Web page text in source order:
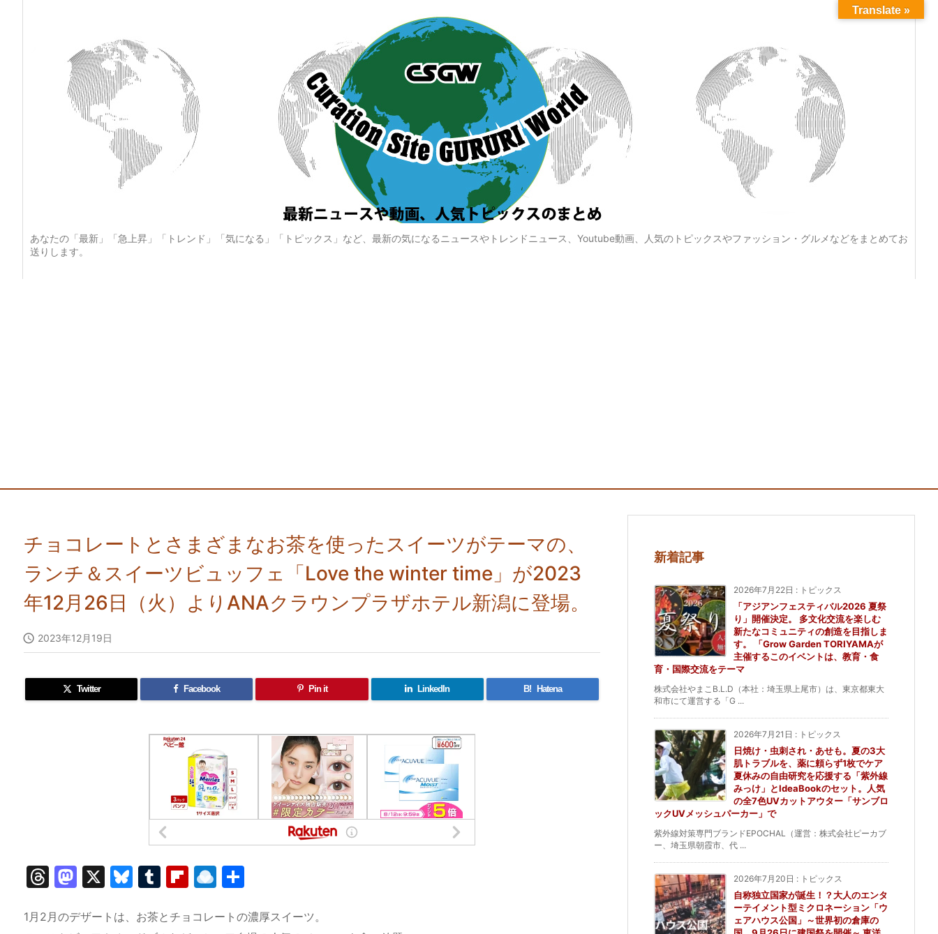
あなたの「最新」「急上昇」「トレンド」「気になる」「トピックス」など、最新の気になるニュースやトレンドニュース、Youtube動画、人気のトピックスやファッション・グルメなどをまとめてお
送りします。
チョコレートとさまざまなお茶を使ったスイーツがテーマの、
ランチ＆スイーツビュッフェ「Love the winter time」が2023
年12月26日（火）よりANAクラウンプラザホテル新潟に登場。
 2023年12月19日
Twitter Facebook Pin it LinkedIn B! Hatena
T
e
M
st
X
Bl
e
T
m
Fl
b
R
n
1月2月のデザートは、お茶とチョコレートの濃厚スイーツ。
新着記事
2026年7月22日 : トピックス
「アジアンフェスティバル2026 夏祭
り」開催決定。 多文化交流を楽しむ
新たなコミュニティの創造を目指しま
す。 「Grow Garden TORIYAMAが
主催するこのイベントは、教育・食
育・国際交流をテーマ
株式会社やまこB.L.D（本社：埼玉県上尾市）は、東京都東大
和市にて運営する「G ...
2026年7月21日 : トピックス
日焼け・虫刺され・あせも。夏の3大
肌トラブルを、薬に頼らず1枚でケア
夏休みの自由研究を応援する「紫外線
みっけ」とIdeaBookのセット。人気
の全7色UVカットアウター「サンブロ
ックUVメッシュパーカー」で
紫外線対策専門ブランドEPOCHAL（運営：株式会社ピーカブ
ー、埼玉県朝霞市、代 ...
2026年7月20日 : トピックス
自称独立国家が誕生！？大人のエンタ
ーテイメント型ミクロネーション「ウ
ェアハウス公国」～世界初の倉庫の
Translate »